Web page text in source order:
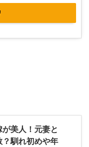
美人！元妻と
馴れ初めや年